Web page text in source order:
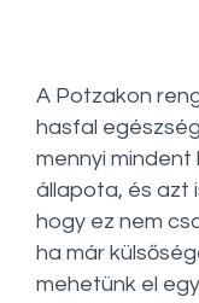
A Potzakon
hasfal
mennyi
állapota, és azt
hogy ez nem
ha már
mehetünk el